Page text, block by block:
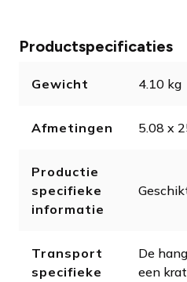
Productspecificaties
Gewicht 4.10 kg
Afmetingen 5.08 x
Productie
specifieke
informatie
Transport
specifieke
De
een